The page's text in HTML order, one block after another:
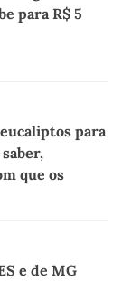
para R$ 5
para
que os
e de MG